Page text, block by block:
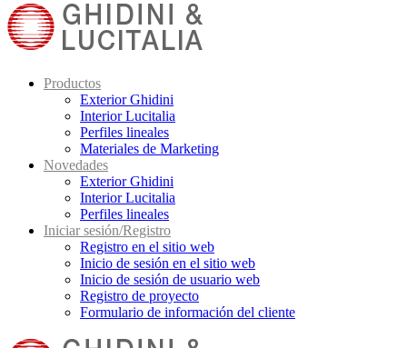
Productos
Exterior Ghidini
Interior Lucitalia
Perfiles lineales
Materiales de Marketing
Novedades
Exterior Ghidini
Interior Lucitalia
Perfiles lineales
Iniciar sesión/Registro
Registro en el sitio web
Inicio de sesión en el sitio web
Inicio de sesión de usuario web
Registro de proyecto
Formulario de información del cliente